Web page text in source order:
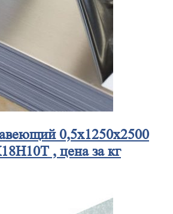
0,5x1250x2500
, цена за кг